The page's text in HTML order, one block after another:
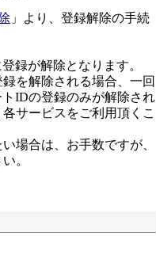
」より、登録解除の手続
録が解除となります。
を解除される場合、一回
IDの登録のみが解除され
サービスをご利用頂くこ
場合は、お手数ですが、
。